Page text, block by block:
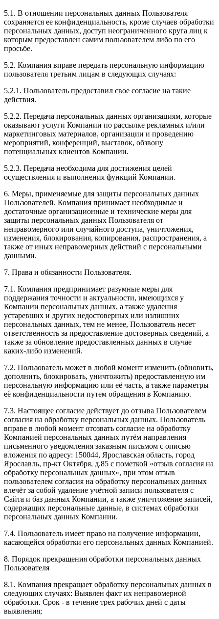
5.1. В отношении персональных данных Пользователя
сохраняется ее конфиденциальность, кроме случаев обработки
персональных данных, доступ неограниченного круга лиц к
которым предоставлен самим пользователем либо по его
просьбе.
5.2. Компания вправе передать персональную информацию
пользователя третьим лицам в следующих случаях:
5.2.1. Пользователь предоставил свое согласие на такие
действия.
5.2.2. Передача персональных данных организациям, которые
оказывают услуги Компании по рассылке рекламных и/или
маркетинговых материалов, организации и проведению
мероприятий, конференций, выставок, обзвону
потенциальных клиентов Компании.
5.2.3. Передача необходима для достижения целей
осуществления и выполнения функций Компании.
6. Меры, применяемые для защиты персональных данных
Пользователей. Компания принимает необходимые и
достаточные организационные и технические меры для
защиты персональных данных Пользователя от
неправомерного или случайного доступа, уничтожения,
изменения, блокирования, копирования, распространения, а
также от иных неправомерных действий с персональными
данными.
7. Права и обязанности Пользователя.
7.1. Компания предпринимает разумные меры для
поддержания точности и актуальности, имеющихся у
Компании персональных данных, а также удаления
устаревших и других недостоверных или излишних
персональных данных, тем не менее, Пользователь несет
ответственность за предоставление достоверных сведений, а
также за обновление предоставленных данных в случае
каких-либо изменений.
7.2. Пользователь может в любой момент изменить (обновить,
дополнить, блокировать, уничтожить) предоставленную им
персональную информацию или её часть, а также параметры
её конфиденциальности путем обращения в Компанию.
7.3. Настоящее согласие действует до отзыва Пользователем
согласия на обработку персональных данных. Пользователь
вправе в любой момент отозвать согласие на обработку
Компанией персональных данных путём направления
письменного уведомления заказным письмом с описью
вложения по адресу: 150044, Ярославская область, город
Ярославль, пр-кт Октября, д.85 с пометкой «отзыв согласия на
обработку персональных данных», при этом отзыв
пользователем согласия на обработку персональных данных
влечёт за собой удаление учётной записи пользователя с
Сайта и баз данных Компании, а также уничтожение записей,
содержащих персональные данные, в системах обработки
персональных данных Компании.
7.4. Пользователь имеет право на получение информации,
касающейся обработки его персональных данных Компанией.
8. Порядок прекращения обработки персональных данных
Пользователя
8.1. Компания прекращает обработку персональных данных в
следующих случаях: Выявлен факт их неправомерной
обработки. Срок - в течение трех рабочих дней с даты
выявления;